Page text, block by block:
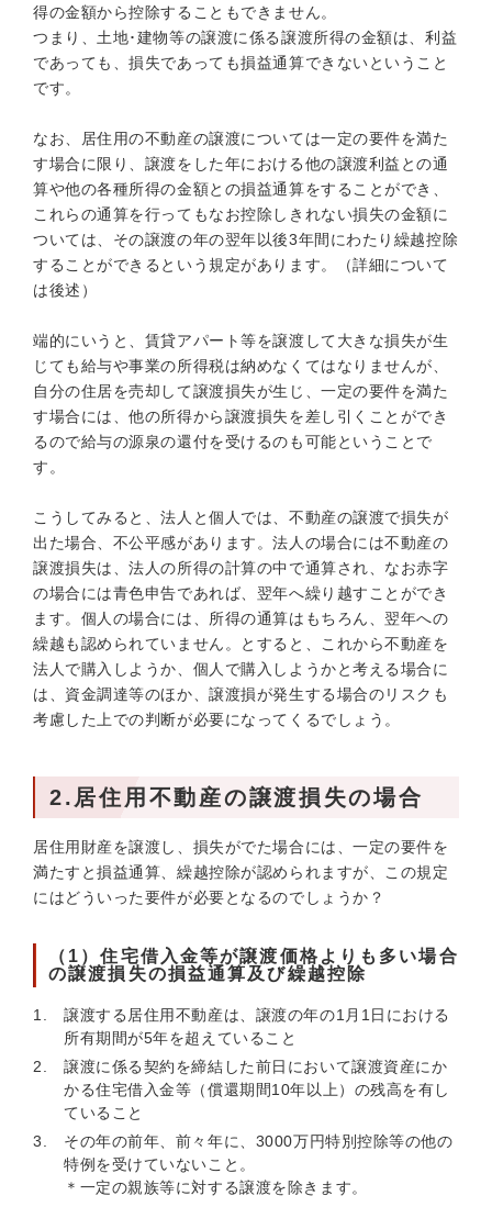
得の金額から控除することもできません。
つまり、土地･建物等の譲渡に係る譲渡所得の金額は、利益
であっても、損失であっても損益通算できないということ
です。
なお、居住用の不動産の譲渡については一定の要件を満た
す場合に限り、譲渡をした年における他の譲渡利益との通
算や他の各種所得の金額との損益通算をすることができ、
これらの通算を行ってもなお控除しきれない損失の金額に
ついては、その譲渡の年の翌年以後3年間にわたり繰越控除
することができるという規定があります。（詳細について
は後述）
端的にいうと、賃貸アパート等を譲渡して大きな損失が生
じても給与や事業の所得税は納めなくてはなりませんが、
自分の住居を売却して譲渡損失が生じ、一定の要件を満た
す場合には、他の所得から譲渡損失を差し引くことができ
るので給与の源泉の還付を受けるのも可能ということで
す。
こうしてみると、法人と個人では、不動産の譲渡で損失が
出た場合、不公平感があります。法人の場合には不動産の
譲渡損失は、法人の所得の計算の中で通算され、なお赤字
の場合には青色申告であれば、翌年へ繰り越すことができ
ます。個人の場合には、所得の通算はもちろん、翌年への
繰越も認められていません。とすると、これから不動産を
法人で購入しようか、個人で購入しようかと考える場合に
は、資金調達等のほか、譲渡損が発生する場合のリスクも
考慮した上での判断が必要になってくるでしょう。
2.居住用不動産の譲渡損失の場合
居住用財産を譲渡し、損失がでた場合には、一定の要件を
満たすと損益通算、繰越控除が認められますが、この規定
にはどういった要件が必要となるのでしょうか？
（1）住宅借入金等が譲渡価格よりも多い場合
の譲渡損失の損益通算及び繰越控除
譲渡する居住用不動産は、譲渡の年の1月1日における
所有期間が5年を超えていること
譲渡に係る契約を締結した前日において譲渡資産にか
かる住宅借入金等（償還期間10年以上）の残高を有し
ていること
その年の前年、前々年に、3000万円特別控除等の他の
特例を受けていないこと。
＊一定の親族等に対する譲渡を除きます。